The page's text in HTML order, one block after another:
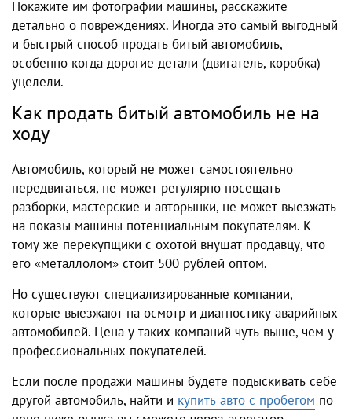
Покажите им фотографии машины, расскажите
детально о повреждениях. Иногда это самый выгодный
и быстрый способ продать битый автомобиль,
особенно когда дорогие детали (двигатель, коробка)
уцелели.
Как продать битый автомобиль не на
ходу
Автомобиль, который не может самостоятельно
передвигаться, не может регулярно посещать
разборки, мастерские и авторынки, не может выезжать
на показы машины потенциальным покупателям. К
тому же перекупщики с охотой внушат продавцу, что
его «металлолом» стоит 500 рублей оптом.
Но существуют специализированные компании,
которые выезжают на осмотр и диагностику аварийных
автомобилей. Цена у таких компаний чуть выше, чем у
профессиональных покупателей.
Если после продажи машины будете подыскивать себе
другой автомобиль, найти и купить авто с пробегом по